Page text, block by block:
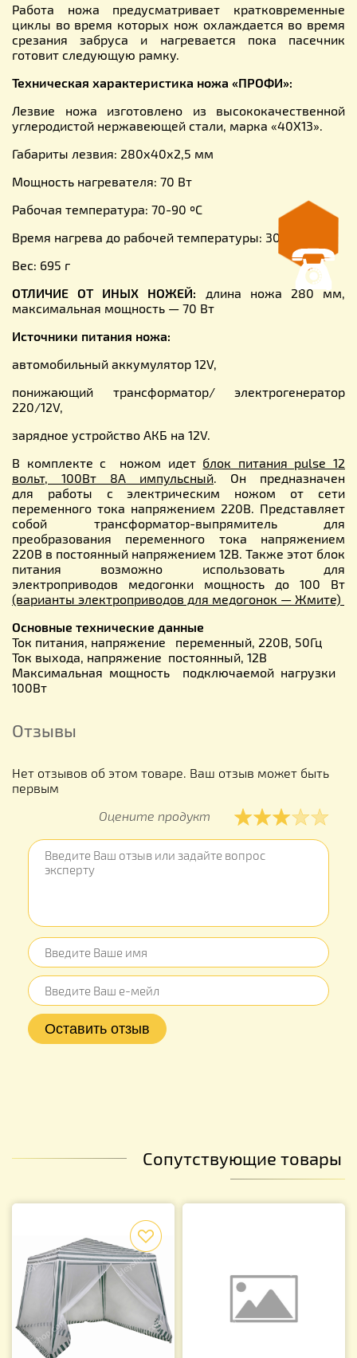
Работа ножа предусматривает кратковременные
циклы во время которых нож охлаждается во время
срезания забруса и нагревается пока пасечник
готовит следующую рамку.
Техническая характеристика ножа «ПРОФИ»:
Лезвие ножа изготовлено из высококачественной
углеродистой нержавеющей стали, марка «40Х13».
Габариты лезвия: 280х40х2,5 мм
Мощность нагревателя: 70 Вт
Рабочая температура: 70-90 ºС
Время нагрева до рабочей температуры: 30 сек
Вес: 695 г
ОТЛИЧИЕ ОТ ИНЫХ НОЖЕЙ: длина ножа 280 мм,
максимальная мощность — 70 Вт
Источники питания ножа:
автомобильный аккумулятор 12V,
понижающий трансформатор/ электрогенератор
220/12V,
зарядное устройство АКБ на 12V.
В комплекте с ножом идет блок питания pulse 12
вольт, 100Вт 8А импульсный. Он предназначен
для работы с электрическим ножом от сети
переменного тока напряжением 220В. Представляет
собой трансформатор-выпрямитель для
преобразования переменного тока напряжением
220В в постоянный напряжением 12В. Также этот блок
питания возможно использовать для
электроприводов медогонки мощность до 100 Вт
(варианты электроприводов для медогонок — Жмите)
Основные технические данные
Ток питания, напряжение переменный, 220В, 50Гц
Ток выхода, напряжение постоянный, 12В
Максимальная мощность подключаемой нагрузки
100Вт
Отзывы
Нет отзывов об этом товаре. Ваш отзыв может быть
первым
Оцените продукт
Сопутствующие товары